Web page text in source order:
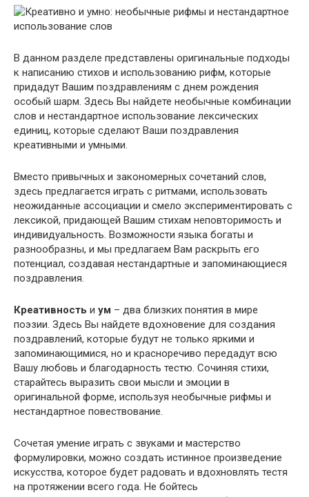
В данном разделе представлены оригинальные подходы
к написанию стихов и использованию рифм, которые
придадут Вашим поздравлениям с днем рождения
особый шарм. Здесь Вы найдете необычные комбинации
слов и нестандартное использование лексических
единиц, которые сделают Ваши поздравления
креативными и умными.
Вместо привычных и закономерных сочетаний слов,
здесь предлагается играть с ритмами, использовать
неожиданные ассоциации и смело экспериментировать с
лексикой, придающей Вашим стихам неповторимость и
индивидуальность. Возможности языка богаты и
разнообразны, и мы предлагаем Вам раскрыть его
потенциал, создавая нестандартные и запоминающиеся
поздравления.
Креативность и ум – два близких понятия в мире
поэзии. Здесь Вы найдете вдохновение для создания
поздравлений, которые будут не только яркими и
запоминающимися, но и красноречиво передадут всю
Вашу любовь и благодарность тестю. Сочиняя стихи,
старайтесь выразить свои мысли и эмоции в
оригинальной форме, используя необычные рифмы и
нестандартное повествование.
Сочетая умение играть с звуками и мастерство
формулировки, можно создать истинное произведение
искусства, которое будет радовать и вдохновлять тестя
на протяжении всего года. Не бойтесь